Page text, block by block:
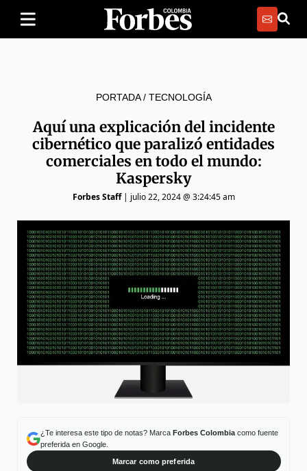
PORTADA/ TECNOLOGÍA
Aquí una explicación del incidente
cibernético que paralizó entidades
comerciales en todo el mundo:
Kaspersky
Forbes Staff| julio 22, 2024 @ 3:24:45 am
¿Te interesa este tipo de notas? Marca Forbes Colombiacomo fuente
preferida en Google.
Marcar como preferida